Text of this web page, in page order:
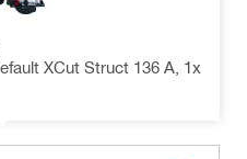
XCut Struct 136 A, 1x